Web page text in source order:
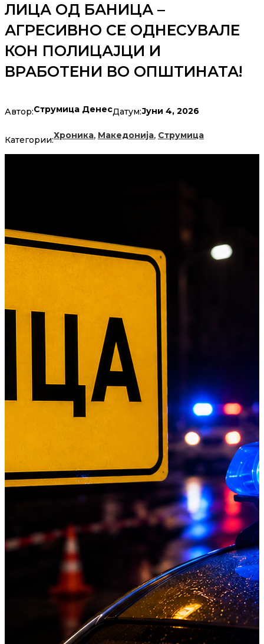
ЛИЦА ОД БАНИЦА –
АГРЕСИВНО СЕ ОДНЕСУВАЛЕ
КОН ПОЛИЦАЈЦИ И
ВРАБОТЕНИ ВО ОПШТИНАТА!
Автор:Струмица ДенесДатум:Јуни 4, 2026
Категории:Хроника, Македонија, Струмица